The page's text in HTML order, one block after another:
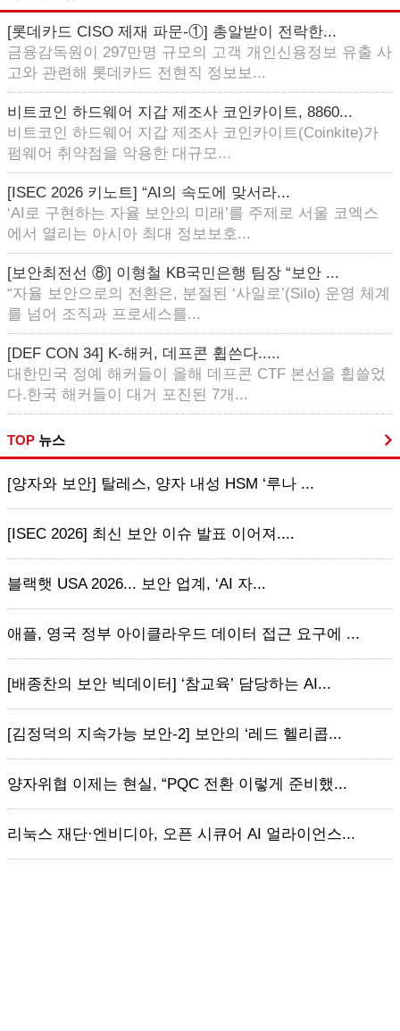
[롯데카드 CISO 제재 파문-①] 총알받이 전락한...
금융감독원이 297만명 규모의 고객 개인신용정보 유출 사
고와 관련해 롯데카드 전현직 정보보...
비트코인 하드웨어 지갑 제조사 코인카이트, 8860...
비트코인 하드웨어 지갑 제조사 코인카이트(Coinkite)가
펌웨어 취약점을 악용한 대규모...
[ISEC 2026 키노트] “AI의 속도에 맞서라...
‘AI로 구현하는 자율 보안의 미래’를 주제로 서울 코엑스
에서 열리는 아시아 최대 정보보호...
[보안최전선 ⑧] 이형철 KB국민은행 팀장 “보안 ...
“자율 보안으로의 전환은, 분절된 ‘사일로’(Silo) 운영 체계
를 넘어 조직과 프로세스를...
[DEF CON 34] K-해커, 데프콘 휩쓴다.....
대한민국 정예 해커들이 올해 데프콘 CTF 본선을 휩쓸었
다.한국 해커들이 대거 포진된 7개...
TOP 뉴스
[양자와 보안] 탈레스, 양자 내성 HSM ‘루나 ...
[ISEC 2026] 최신 보안 이슈 발표 이어져....
블랙햇 USA 2026... 보안 업계, ‘AI 자...
애플, 영국 정부 아이클라우드 데이터 접근 요구에 ...
[배종찬의 보안 빅데이터] ‘참교육’ 담당하는 AI...
[김정덕의 지속가능 보안-2] 보안의 ‘레드 헬리콥...
양자위협 이제는 현실, “PQC 전환 이렇게 준비했...
리눅스 재단·엔비디아, 오픈 시큐어 AI 얼라이언스...